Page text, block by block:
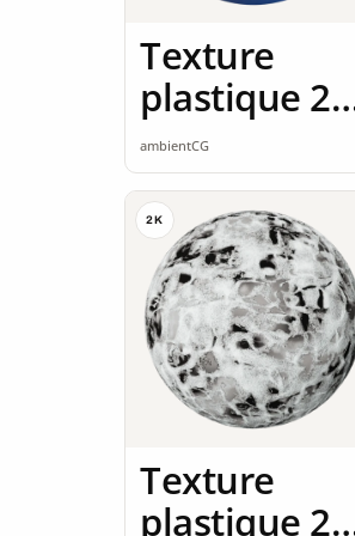
Texture
plastique 2K
seamless
ambientCG
2K
Texture
plastique 2K